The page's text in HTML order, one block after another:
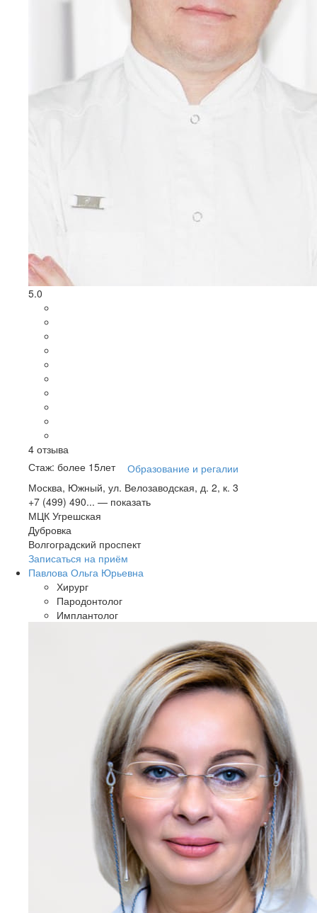
5.0
4 отзыва
Стаж: более 15лет
Образование и регалии
Москва, Южный, ул. Велозаводская, д. 2, к. 3
+7 (499) 490... — показать
МЦК Угрешская
Дубровка
Волгоградский проспект
Записаться на приём
Павлова Ольга Юрьевна
Хирург
Пародонтолог
Имплантолог